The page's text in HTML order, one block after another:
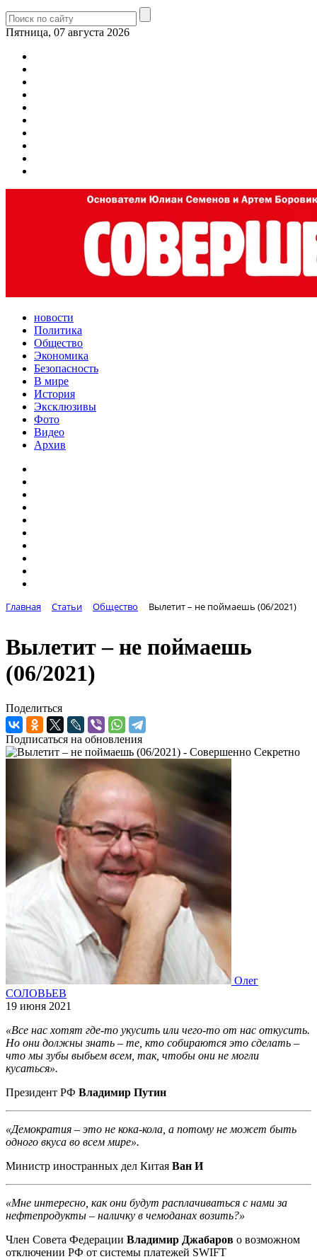
Пятница, 07 августа 2026
новости
Политика
Общество
Экономика
Безопасность
В мире
История
Эксклюзивы
Фото
Видео
Архив
Главная Статьи Общество Вылетит – не поймаешь (06/2021)
Вылетит – не поймаешь
(06/2021)
Поделиться
Подписаться на обновления
Олег
СОЛОВЬЕВ
19 июня 2021
«Все нас хотят где-то укусить или чего-то от нас откусить.
Но они должны знать – те, кто собираются это сделать –
что мы зубы выбьем всем, так, чтобы они не могли
кусаться».
Президент РФ Владимир Путин
«Демократия – это не кока-кола, а потому не может быть
одного вкуса во всем мире».
Министр иностранных дел Китая Ван И
«Мне интересно, как они будут расплачиваться с нами за
нефтепродукты – наличку в чемоданах возить?»
Член Совета Федерации Владимир Джабаров о возможном
отключении РФ от системы платежей SWIFT